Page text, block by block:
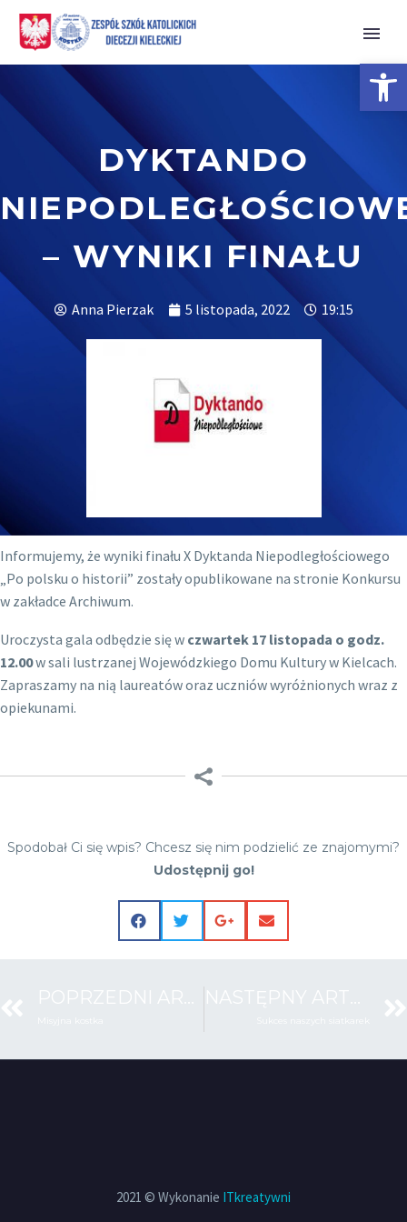
DYKTANDO
– WYNIKI FINAŁU
Anna Pierzak 5 listopada, 2022 19:15
Informujemy, że wyniki finału X Dyktanda Niepodległościowego
„Po polsku o historii” zostały opublikowane na stronie Konkursu
w zakładce Archiwum.
Uroczysta gala odbędzie się w czwartek 17 listopada o godz.
12.00w sali lustrzanej Wojewódzkiego Domu Kultury w Kielcach.
Zapraszamy na nią laureatów oraz uczniów wyróżnionych wraz z
opiekunami.
Spodobał Ci się wpis? Chcesz się nim podzielić ze znajomymi?
Udostępnij go!
2021 © Wykonanie ITkreatywni